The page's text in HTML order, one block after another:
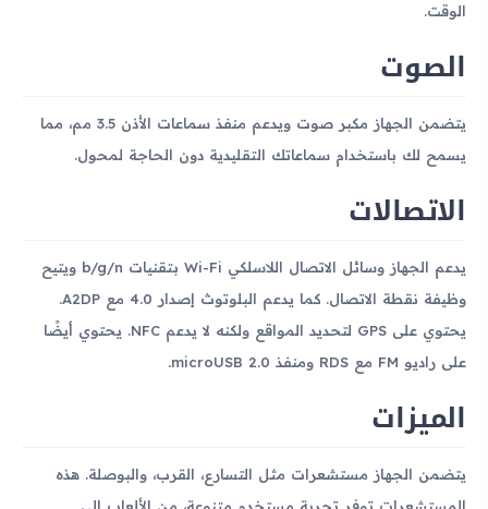
الوقت.
الصوت
يتضمن الجهاز مكبر صوت ويدعم منفذ سماعات الأذن 3.5 مم، مما
يسمح لك باستخدام سماعاتك التقليدية دون الحاجة لمحول.
الاتصالات
يدعم الجهاز وسائل الاتصال اللاسلكي Wi-Fi بتقنيات b/g/n ويتيح
وظيفة نقطة الاتصال. كما يدعم البلوتوث إصدار 4.0 مع A2DP.
يحتوي على GPS لتحديد المواقع ولكنه لا يدعم NFC. يحتوي أيضًا
على راديو FM مع RDS ومنفذ microUSB 2.0.
الميزات
يتضمن الجهاز مستشعرات مثل التسارع، القرب، والبوصلة. هذه
المستشعرات توفر تجربة مستخدم متنوعة، من الألعاب إلى